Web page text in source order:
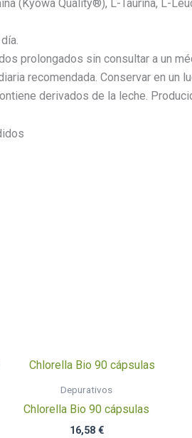
(Kyowa Quality®), L-Taurina, L-
prolongados sin consultar a un
recomendada. Conservar en un
derivados de la leche.
Depurativos
Chlorella Bio 90 cápsulas
16,58 €